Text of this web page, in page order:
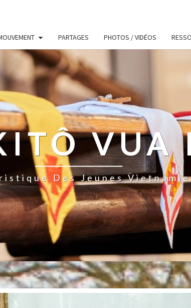
PARTAGES PHOTOS / VIDÉOS
VUA
Des Jeunes